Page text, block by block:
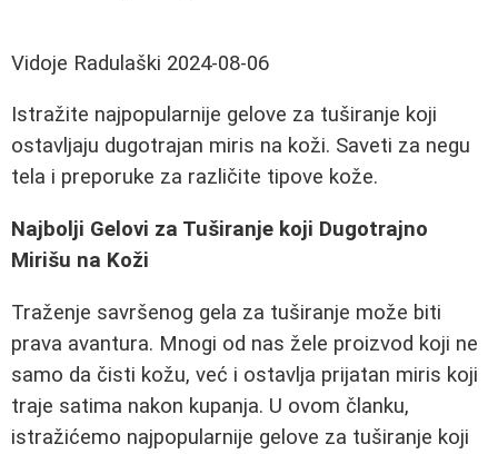
Vidoje Radulaški 2024-08-06
Istražite najpopularnije gelove za tuširanje koji
ostavljaju dugotrajan miris na koži. Saveti za negu
tela i preporuke za različite tipove kože.
Najbolji Gelovi za Tuširanje koji Dugotrajno
Mirišu na Koži
Traženje savršenog gela za tuširanje može biti
prava avantura. Mnogi od nas žele proizvod koji ne
samo da čisti kožu, već i ostavlja prijatan miris koji
traje satima nakon kupanja. U ovom članku,
istražićemo najpopularnije gelove za tuširanje koji